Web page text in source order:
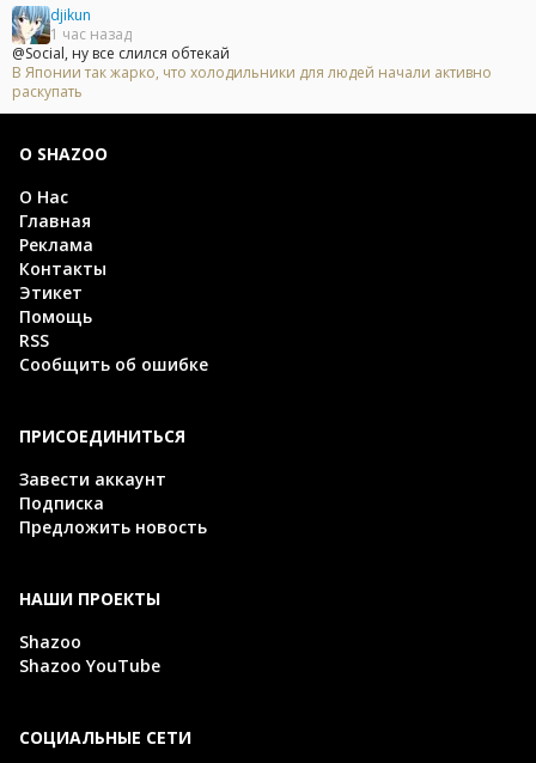
djikun
1 час назад
@Social, ну все слился обтекай
В Японии так жарко, что холодильники для людей начали активно
раскупать
О SHAZOO
О Нас
Главная
Реклама
Контакты
Этикет
Помощь
RSS
Сообщить об ошибке
ПРИСОЕДИНИТЬСЯ
Завести аккаунт
Подписка
Предложить новость
НАШИ ПРОЕКТЫ
Shazoo
Shazoo YouTube
СОЦИАЛЬНЫЕ СЕТИ